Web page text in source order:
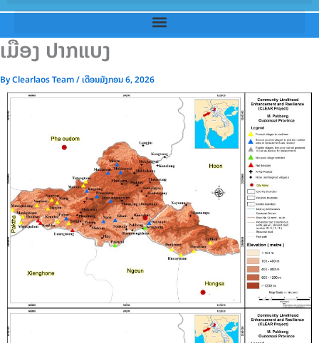
ເມືອງ ປາກແບງ
ByClearlaos Team/ເດືອນມັງກອນ 6, 2026